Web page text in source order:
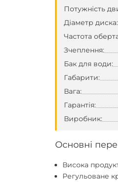
Потужність
Діаметр диска:
Частота
Зчеплення:
Бак для води:
Габарити:
Вага:
Гарантія:
Виробник:
Основні
Висока
Регульоване